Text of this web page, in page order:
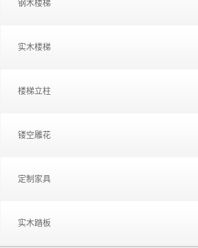
钢木楼梯
实木楼梯
楼梯立柱
镂空雕花
定制家具
实木踏板